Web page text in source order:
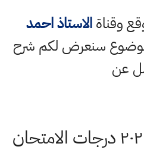
وقناةالاستاذ احمد
سنعرض لكم شرح
عن
التقسيم الجديد ٢٠٢١ درجات الامتحان